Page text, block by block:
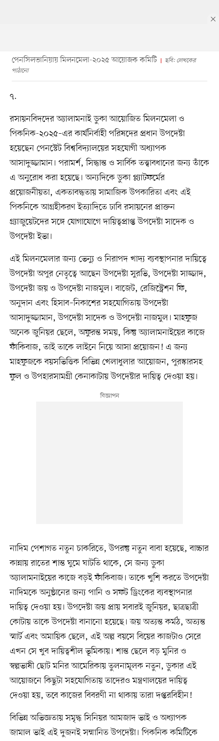
পেনসিলভানিয়ায় মিলনমেলা-২০২৫ আয়োজক কমিটি
ছবি: লেখকের
পাঠানো
৭.
রসায়নবিদদের অ্যালামনাই ডুকা আয়োজিত মিলনমেলা ও
পিকনিক-২০২৫–এর কার্যনির্বাহী পরিষদের প্রধান উপদেষ্টা
হয়েছেন পেনস্টেট বিশ্ববিদ্যালয়ের সহযোগী অধ্যাপক
আসাদুজ্জামান। পরামর্শ, সিদ্ধান্ত ও সার্বিক তত্ত্বাবধানের জন্য তাঁকে
এ অনুরোধ করা হয়েছে। অন্যদিকে ডুকা প্ল্যাটফর্মের
প্রয়োজনীয়তা, একতাবদ্ধতায় সামাজিক উপকারিতা এবং এই
পিকনিকে আগ্রহীকরণ ইত্যাদিতে ঢাবি রসায়নের প্রাক্তন
গ্র্যাজুয়েটদের সঙ্গে যোগাযোগে দায়িত্বপ্রাপ্ত উপদেষ্টা সাদেক ও
উপদেষ্টা ইভা।
এই মিলনমেলার জন্য ভেন্যু ও নিরাপদ খাদ্য ব্যবস্থাপনার দায়িত্বে
উপদেষ্টা অপুর নেতৃত্বে আছেন উপদেষ্টা সুরভি, উপদেষ্টা সাজ্জাদ,
উপদেষ্টা জয় ও উপদেষ্টা নাজমুল। বাজেট, রেজিস্ট্রেশন ফি,
অনুদান এবং হিসাব–নিকাশের সহযোগিতায় উপদেষ্টা
আসাদুজ্জামান, উপদেষ্টা সাদেক ও উপদেষ্টা নাজমুল। মাহফুজ
অনেক জুনিয়র ছেলে, অফুরন্ত সময়, কিন্তু অ্যালামনাইয়ের কাজে
ফাঁকিবাজ, তাই তাকে লাইনে নিয়ে আসা প্রয়োজন! এ জন্য
মাহফুজকে বয়সভিত্তিক বিভিন্ন খেলাধুলার আয়োজন, পুরস্কারসহ
ফুল ও উপহারসামগ্রী কেনাকাটায় উপদেষ্টার দায়িত্ব দেওয়া হয়।
নাদিম পেশাগত নতুন চাকরিতে, উপরন্তু নতুন বাবা হয়েছে, বাচ্চার
কান্নায় রাতের শান্ত ঘুমে ঘাটতি থাকে, সে জন্য ডুকা
অ্যালামনাইয়ের কাজে বড়ই ফাঁকিবাজ। তাকে খুশি করতে উপদেষ্টা
নাদিমকে অনুষ্ঠানের জন্য পানি ও সফট ড্রিংকের ব্যবস্থাপনার
দায়িত্ব দেওয়া হয়। উপদেষ্টা জয় প্রায় সবারই জুনিয়র, ছাত্রছাত্রী
কোটায় তাকে উপদেষ্টা বানানো হয়েছে। জয় অত্যন্ত কর্মঠ, অত্যন্ত
স্মার্ট এবং অমায়িক ছেলে, এই অল্প বয়সে বিয়ের কাজটাও সেরে
এখন সে খুব দায়িত্বশীল ভূমিকায়। শান্ত ছেলে বড় মুনির ও
স্বল্পভাষী ছোট মনির আমেরিকায় তুলনামূলক নতুন, ডুকার এই
আয়োজনে কিছুটা সহযোগিতায় তাদেরও মন্ত্রণালয়ের দায়িত্ব
দেওয়া হয়, তবে কাজের বিবরণী না থাকায় তারা দপ্তরবিহীন!
বিভিন্ন অভিজ্ঞতায় সমৃদ্ধ সিনিয়র আমজাদ ভাই ও অধ্যাপক
জামাল ভাই এই দুজনই সম্মানিত উপদেষ্টা। পিকনিক কমিটিকে